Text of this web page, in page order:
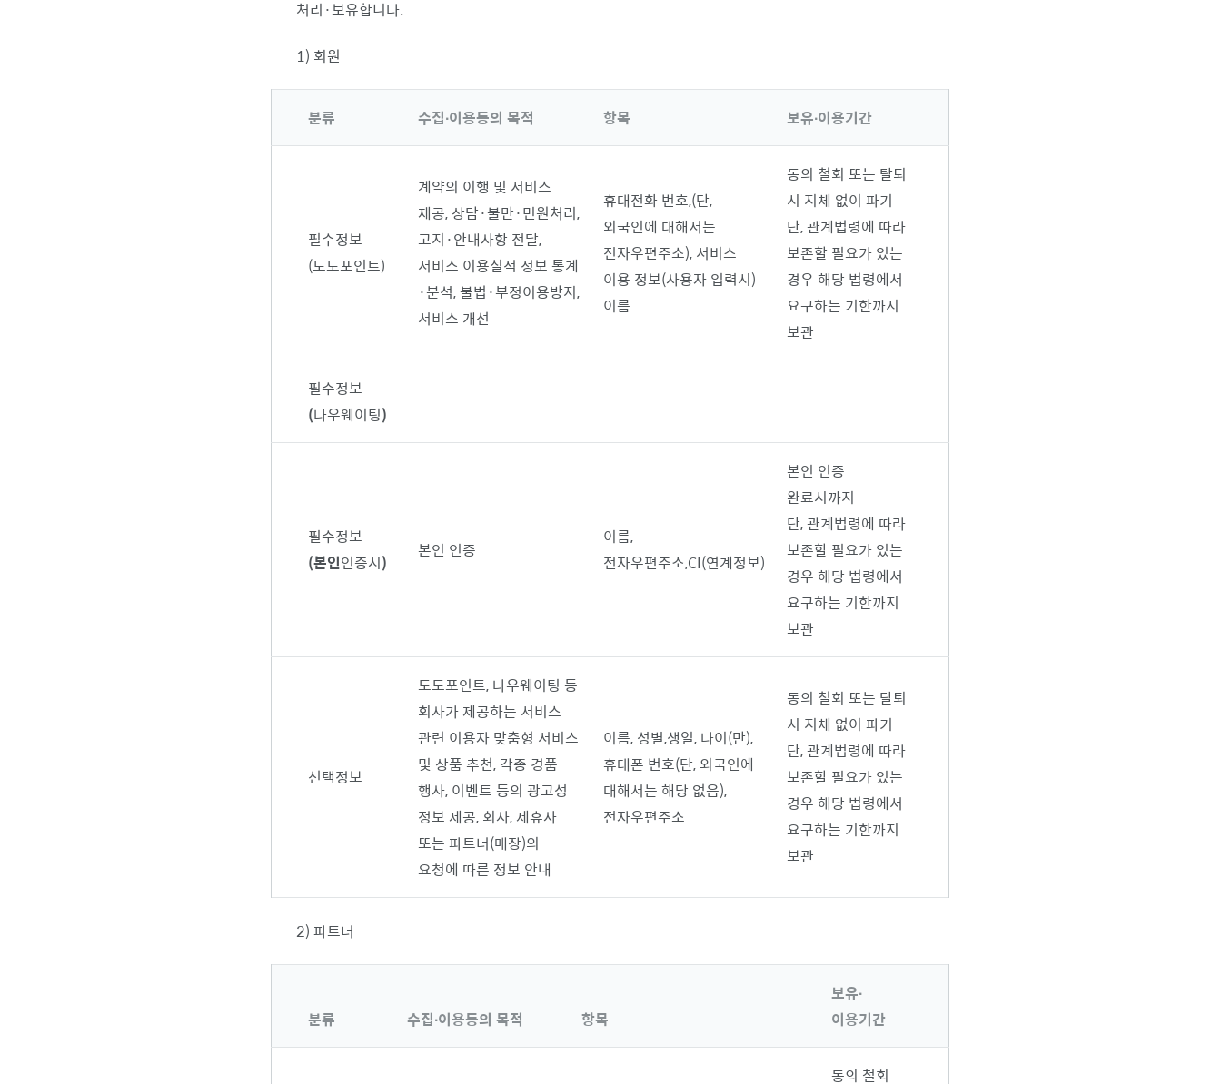
처리·보유합니다.
1) 회원
분류 수집∙이용동의 목적 항목 보유∙이용기간
필수정보
(도도포인트)
계약의 이행 및 서비스
제공, 상담·불만·민원처리,
고지·안내사항 전달,
서비스 이용실적 정보 통계
·분석, 불법·부정이용방지,
서비스 개선
휴대전화 번호,(단,
외국인에 대해서는
전자우편주소), 서비스
이용 정보(사용자 입력시)
이름
동의 철회 또는 탈퇴
시 지체 없이 파기
단, 관계법령에 따라
보존할 필요가 있는
경우 해당 법령에서
요구하는 기한까지
보관
필수정보
(나우웨이팅)
필수정보
(본인인증시)
본인 인증
이름,
전자우편주소,CI(연계정보)
본인 인증
완료시까지
단, 관계법령에 따라
보존할 필요가 있는
경우 해당 법령에서
요구하는 기한까지
보관
선택정보
도도포인트, 나우웨이팅 등
회사가 제공하는 서비스
관련 이용자 맞춤형 서비스
및 상품 추천, 각종 경품
행사, 이벤트 등의 광고성
정보 제공, 회사, 제휴사
또는 파트너(매장)의
요청에 따른 정보 안내
이름, 성별,생일, 나이(만),
휴대폰 번호(단, 외국인에
대해서는 해당 없음),
전자우편주소
동의 철회 또는 탈퇴
시 지체 없이 파기
단, 관계법령에 따라
보존할 필요가 있는
경우 해당 법령에서
요구하는 기한까지
보관
2) 파트너
분류 수집∙이용동의 목적 항목
보유∙
이용기간
동의 철회